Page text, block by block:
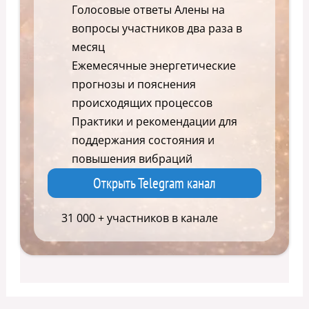
Голосовые ответы Алены на
вопросы участников два раза в
месяц
Ежемесячные энергетические
прогнозы и пояснения
происходящих процессов
Практики и рекомендации для
поддержания состояния и
повышения вибраций
Открыть Telegram канал
31 000 + участников в канале